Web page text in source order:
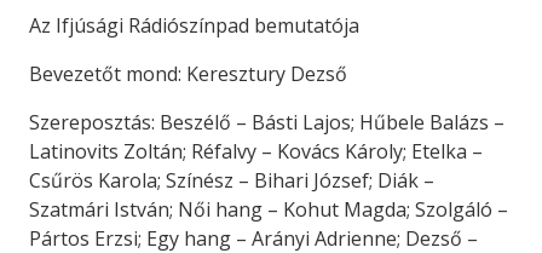
Az Ifjúsági Rádiószínpad bemutatója
Bevezetőt mond: Keresztury Dezső
Szereposztás: Beszélő – Básti Lajos; Hűbele Balázs –
Latinovits Zoltán; Réfalvy – Kovács Károly; Etelka –
Csűrös Karola; Színész – Bihari József; Diák –
Szatmári István; Női hang – Kohut Magda; Szolgáló –
Pártos Erzsi; Egy hang – Arányi Adrienne; Dezső –